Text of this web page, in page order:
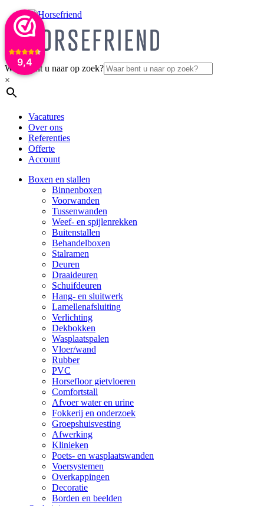
9,4
Waar bent u naar op zoek?
×
Vacatures
Over ons
Referenties
Offerte
Account
Boxen en stallen
Binnenboxen
Voorwanden
Tussenwanden
Weef- en spijlenrekken
Buitenstallen
Behandelboxen
Stalramen
Deuren
Draaideuren
Schuifdeuren
Hang- en sluitwerk
Lamellenafsluiting
Verlichting
Dekbokken
Wasplaatspalen
Vloer/wand
Rubber
PVC
Horsefloor gietvloeren
Comfortstall
Afvoer water en urine
Fokkerij en onderzoek
Groepshuisvesting
Afwerking
Klinieken
Poets- en wasplaatswanden
Voersystemen
Overkappingen
Decoratie
Borden en beelden